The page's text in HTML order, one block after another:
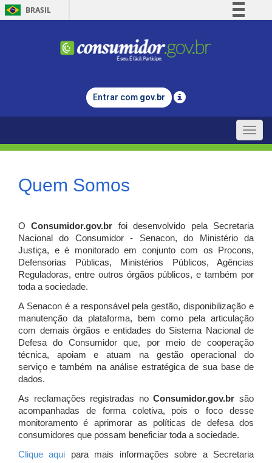
BRASIL
Comunica BR
Legislação
Entrar com gov.br
Toggle
Quem Somos
OConsumidor.gov.br
foi desenvolvido pela Secretaria
Nacional do Consumidor - Senacon, do Ministério da
Justiça, e é monitorado em conjunto com os Procons,
Defensorias Públicas, Ministérios Públicos, Agências
Reguladoras, entre outros órgãos públicos, e também por
toda a sociedade.
A Senacon é a responsável pela gestão, disponibilização e
manutenção da plataforma, bem como pela articulação
com demais órgãos e entidades do Sistema Nacional de
Defesa do Consumidor que, por meio de cooperação
técnica, apoiam e atuam na gestão operacional do
serviço e também na análise estratégica de sua base de
dados.
As reclamações registradas noConsumidor.gov.br são
acompanhadas de forma coletiva, pois o foco desse
monitoramento é aprimorar as políticas de defesa dos
consumidores que possam beneficiar toda a sociedade.
Clique aqui para mais informações sobre a Secretaria